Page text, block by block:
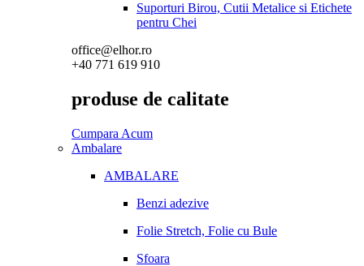
Suporturi Birou, Cutii Metalice si Etichete
pentru Chei
office@elhor.ro
+40 771 619 910
produse de calitate
Cumpara Acum
Ambalare
AMBALARE
Benzi adezive
Folie Stretch, Folie cu Bule
Sfoara